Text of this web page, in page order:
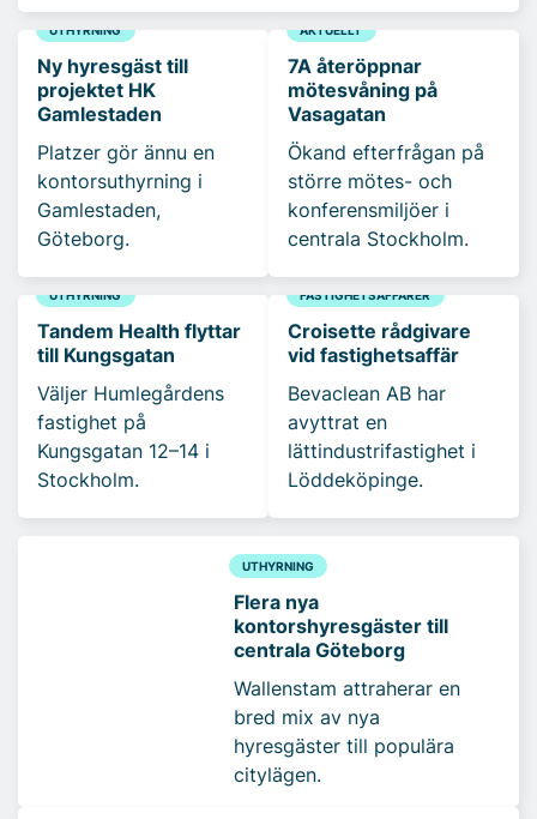
UTHYRNING
Ny hyresgäst till
projektet HK
Gamlestaden
Platzer gör ännu en
kontorsuthyrning i
Gamlestaden,
Göteborg.
AKTUELLT
7A återöppnar
mötesvåning på
Vasagatan
Ökand efterfrågan på
större mötes- och
konferensmiljöer i
centrala Stockholm.
UTHYRNING
Tandem Health flyttar
till Kungsgatan
Väljer Humlegårdens
fastighet på
Kungsgatan 12–14 i
Stockholm.
FASTIGHETSAFFÄRER
Croisette rådgivare
vid fastighetsaffär
Bevaclean AB har
avyttrat en
lättindustrifastighet i
Löddeköpinge.
UTHYRNING
Flera nya
kontorshyresgäster till
centrala Göteborg
Wallenstam attraherar en
bred mix av nya
hyresgäster till populära
citylägen.